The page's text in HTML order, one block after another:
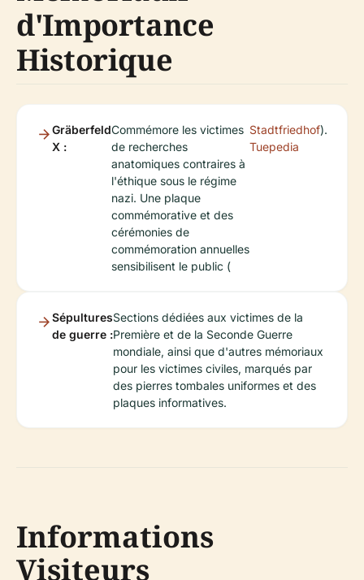
d'Importance
Historique
Gräberfeld
X :
Commémore les victimes
de recherches
anatomiques contraires à
l'éthique sous le régime
nazi. Une plaque
commémorative et des
cérémonies de
commémoration annuelles
sensibilisent le public (
Stadtfriedhof
Tuepedia
).
Sépultures
de guerre :
Sections dédiées aux victimes de la
Première et de la Seconde Guerre
mondiale, ainsi que d'autres mémoriaux
pour les victimes civiles, marqués par
des pierres tombales uniformes et des
plaques informatives.
Informations
Visiteurs